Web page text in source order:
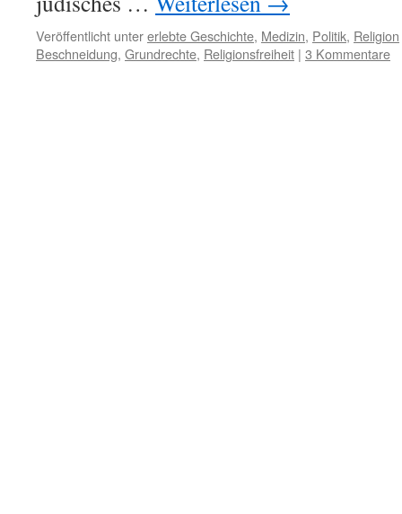
Veröffentlicht untererlebte Geschichte, Medizin, Politik, Religion
Beschneidung, Grundrechte, Religionsfreiheit | 3 Kommentare